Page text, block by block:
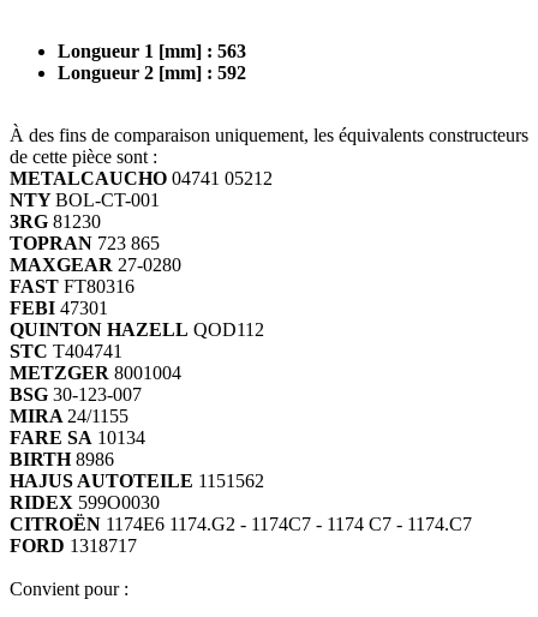
À des fins de comparaison uniquement, les équivalents constructeurs
de cette pièce sont :
NTY BOL-CT-001
3RG81230
TOPRAN723 865
MAXGEAR
FASTFT80316
FEBI 47301
QUINTON HAZELL
STC T404741
METZGER 8001004
BSG 30-123-007
MIRA 24/1155
FARE SA10134
BIRTH 8986
HAJUS AUTOTEILE1151562
RIDEX599O0030
CITROËN1174E6 1174.G2 - 1174C7 - 1174 C7 - 1174.C7
Longueur 1 [mm] : 563
Longueur 2 [mm] : 592
À des fins de comparaison uniquement, les équivalents constructeurs
de cette pièce sont :
METALCAUCHO 04741 05212
NTYBOL-CT-001
3RG 81230
TOPRAN 723 865
MAXGEAR 27-0280
FAST FT80316
FEBI 47301
QUINTON HAZELL QOD112
STC T404741
METZGER 8001004
BSG 30-123-007
MIRA 24/1155
FARE SA 10134
BIRTH8986
HAJUS AUTOTEILE 1151562
RIDEX 599O0030
CITROËN 1174E6 1174.G2 - 1174C7 - 1174 C7 - 1174.C7
FORD 1318717
Convient pour :